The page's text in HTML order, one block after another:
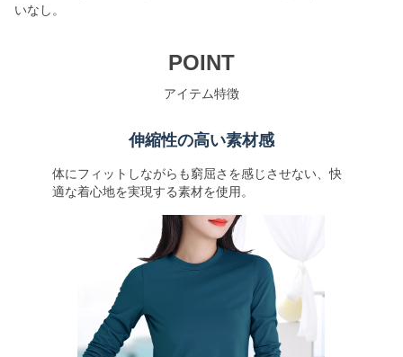
いなし。
POINT
アイテム特徴
伸縮性の高い素材感
体にフィットしながらも窮屈さを感じさせない、快
適な着心地を実現する素材を使用。